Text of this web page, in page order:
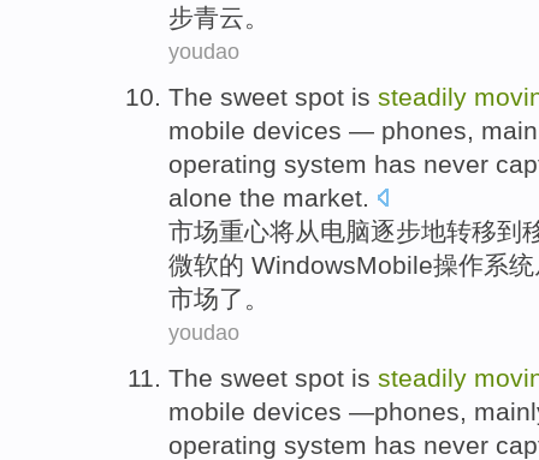
步青云。
youdao
The sweet spot is steadily
mobile devices — phones,
operating system has never
alone the market.
市场重心将从电脑逐步地转移到
微软的 WindowsMobile操作系统
市场了。
youdao
The sweet spot is steadily
mobile devices —phones,
operating system has never